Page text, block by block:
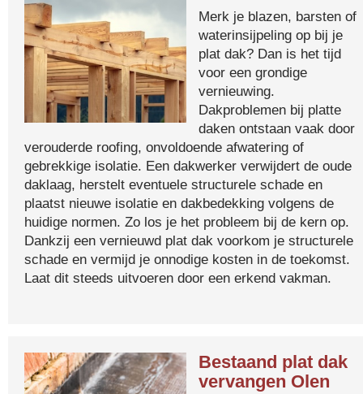
Merk je blazen, barsten of
waterinsijpeling op bij je
plat dak? Dan is het tijd
voor een grondige
vernieuwing.
Dakproblemen bij platte
daken ontstaan vaak door
verouderde roofing, onvoldoende afwatering of
gebrekkige isolatie. Een dakwerker verwijdert de oude
daklaag, herstelt eventuele structurele schade en
plaatst nieuwe isolatie en dakbedekking volgens de
huidige normen. Zo los je het probleem bij de kern op.
Dankzij een vernieuwd plat dak voorkom je structurele
schade en vermijd je onnodige kosten in de toekomst.
Laat dit steeds uitvoeren door een erkend vakman.
Bestaand plat dak
vervangen Olen